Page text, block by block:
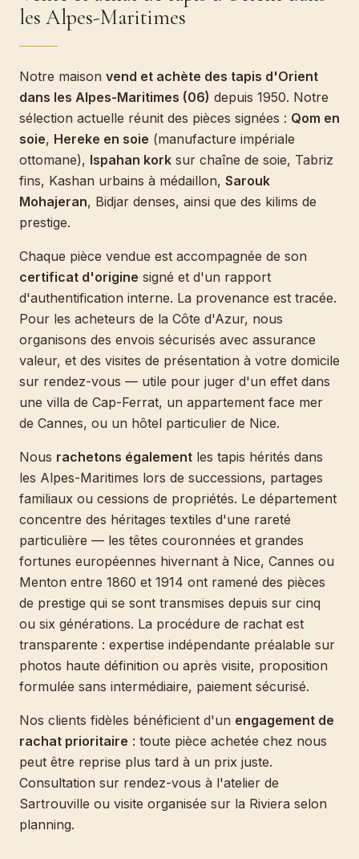
les Alpes-Maritimes
Notre maison vend et achète des tapis d'Orient
dans les Alpes-Maritimes (06) depuis 1950. Notre
sélection actuelle réunit des pièces signées : Qom en
soie, Hereke en soie (manufacture impériale
ottomane), Ispahan kork sur chaîne de soie, Tabriz
fins, Kashan urbains à médaillon, Sarouk
Mohajeran, Bidjar denses, ainsi que des kilims de
prestige.
Chaque pièce vendue est accompagnée de son
certificat d'origine signé et d'un rapport
d'authentification interne. La provenance est tracée.
Pour les acheteurs de la Côte d'Azur, nous
organisons des envois sécurisés avec assurance
valeur, et des visites de présentation à votre domicile
sur rendez-vous — utile pour juger d'un effet dans
une villa de Cap-Ferrat, un appartement face mer
de Cannes, ou un hôtel particulier de Nice.
Nous rachetons également les tapis hérités dans
les Alpes-Maritimes lors de successions, partages
familiaux ou cessions de propriétés. Le département
concentre des héritages textiles d'une rareté
particulière — les têtes couronnées et grandes
fortunes européennes hivernant à Nice, Cannes ou
Menton entre 1860 et 1914 ont ramené des pièces
de prestige qui se sont transmises depuis sur cinq
ou six générations. La procédure de rachat est
transparente : expertise indépendante préalable sur
photos haute définition ou après visite, proposition
formulée sans intermédiaire, paiement sécurisé.
Nos clients fidèles bénéficient d'un engagement de
rachat prioritaire : toute pièce achetée chez nous
peut être reprise plus tard à un prix juste.
Consultation sur rendez-vous à l'atelier de
Sartrouville ou visite organisée sur la Riviera selon
planning.